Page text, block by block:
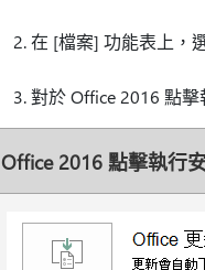
在 [檔案] 功能表上，
對於 Office 2016 點
Office 2016 點擊執行